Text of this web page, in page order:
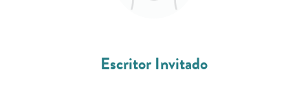
Escritor Invitado